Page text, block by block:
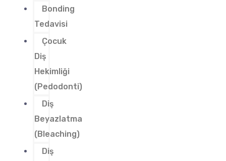
Bonding
Tedavisi
Çocuk
Diş
Hekimliği
(Pedodonti)
Diş
Beyazlatma
(Bleaching)
Diş